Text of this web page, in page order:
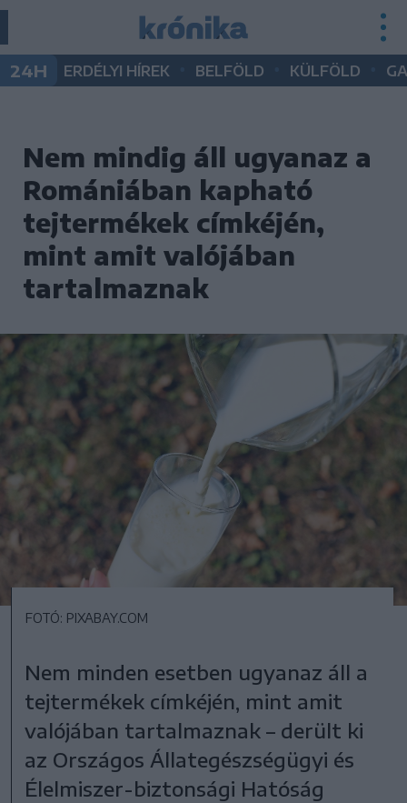
24H ERDÉLYI HÍREK BELFÖLD KÜLFÖLD
Nem mindig áll ugyanaz a
Romániában kapható
tejtermékek címkéjén,
mint amit valójában
tartalmaznak
FOTÓ: PIXABAY.COM
Nem minden esetben ugyanaz áll a
tejtermékek címkéjén, mint amit
valójában tartalmaznak – derült ki
az Országos Állategészségügyi és
Élelmiszer-biztonsági Hatóság